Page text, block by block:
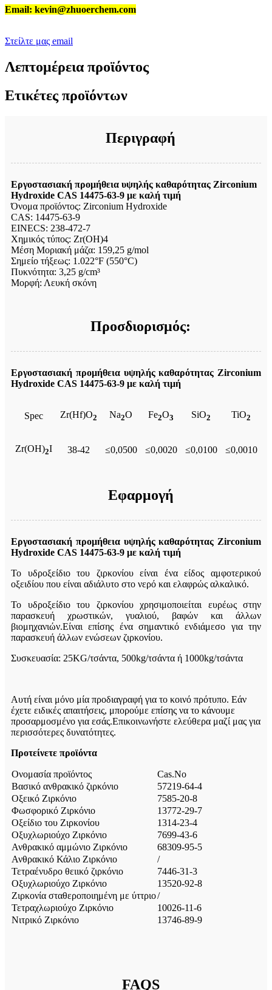
Email: kevin@zhuoerchem.com
Στείλτε μας email
Λεπτομέρεια προϊόντος
Ετικέτες προϊόντων
Περιγραφή
Εργοστασιακή προμήθεια υψηλής καθαρότητας Zirconium
Hydroxide CAS 14475-63-9 με καλή τιμή
Όνομα προϊόντος: Zirconium Hydroxide
CAS: 14475-63-9
EINECS: 238-472-7
Χημικός τύπος: Zr(OH)4
Μέση Μοριακή μάζα: 159,25 g/mol
Σημείο τήξεως: 1.022°F (550°C)
Πυκνότητα: 3,25 g/cm³
Μορφή: Λευκή σκόνη
Προσδιορισμός:
Εργοστασιακή προμήθεια υψηλής καθαρότητας Zirconium
Hydroxide CAS 14475-63-9 με καλή τιμή
Spec Zr(Hf)O2 Na2O Fe2O3 SiO2 TiO2
Zr(OH)2I 38-42 ≤0,0500 ≤0,0020 ≤0,0100 ≤0,0010
Εφαρμογή
Εργοστασιακή προμήθεια υψηλής καθαρότητας Zirconium
Hydroxide CAS 14475-63-9 με καλή τιμή
Το υδροξείδιο του ζιρκονίου είναι ένα είδος αμφοτερικού
οξειδίου που είναι αδιάλυτο στο νερό και ελαφρώς αλκαλικό.
Το υδροξείδιο του ζιρκονίου χρησιμοποιείται ευρέως στην
παρασκευή χρωστικών, γυαλιού, βαφών και άλλων
βιομηχανιών.Είναι επίσης ένα σημαντικό ενδιάμεσο για την
παρασκευή άλλων ενώσεων ζιρκονίου.
Συσκευασία: 25KG/τσάντα, 500kg/τσάντα ή 1000kg/τσάντα
Αυτή είναι μόνο μία προδιαγραφή για το κοινό πρότυπο. Εάν
έχετε ειδικές απαιτήσεις, μπορούμε επίσης να το κάνουμε
προσαρμοσμένο για εσάς.Επικοινωνήστε ελεύθερα μαζί μας για
περισσότερες δυνατότητες.
Προτείνετε προϊόντα
Ονομασία προϊόντος
Cas.No
Βασικό ανθρακικό ζιρκόνιο
57219-64-4
Οξεικό Ζιρκόνιο
7585-20-8
Φωσφορικό Ζιρκόνιο
13772-29-7
Οξείδιο του Ζιρκονίου
1314-23-4
Οξυχλωριούχο Ζιρκόνιο
7699-43-6
Ανθρακικό αμμώνιο Ζιρκόνιο
68309-95-5
Ανθρακικό Κάλιο Ζιρκόνιο
/
Τετραένυδρο θειικό ζιρκόνιο
7446-31-3
Οξυχλωριούχο Ζιρκόνιο
13520-92-8
Ζιρκονία σταθεροποιημένη με ύττριο/
Τετραχλωριούχο Ζιρκόνιο
10026-11-6
Νιτρικό Ζιρκόνιο
13746-89-9
FAQS